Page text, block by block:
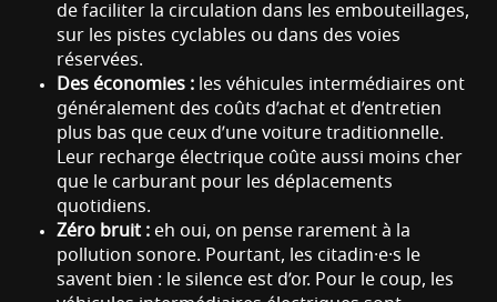
de faciliter la circulation dans les embouteillages,
sur les pistes cyclables ou dans des voies
réservées.
Des économies : les véhicules intermédiaires ont
généralement des coûts d’achat et d’entretien
plus bas que ceux d’une voiture traditionnelle.
Leur recharge électrique coûte aussi moins cher
que le carburant pour les déplacements
quotidiens.
Zéro bruit : eh oui, on pense rarement à la
pollution sonore. Pourtant, les citadin·e·s le
savent bien : le silence est d’or. Pour le coup, les